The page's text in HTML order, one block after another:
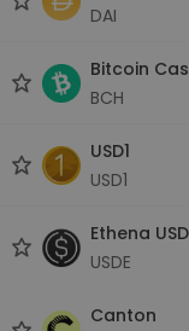
DAI
Bitcoin
BCH
USD1
USD1
Ethena
USDE
Canton